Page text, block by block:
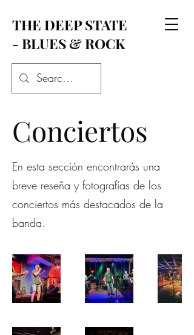
THE DEEP STATE
- BLUES & ROCK
Conciertos
En esta sección encontrarás una
breve reseña y fotografías de los
conciertos más destacados de la
banda.